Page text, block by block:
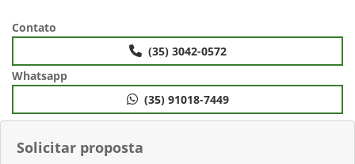
Solicitar proposta
Contato
(35) 3042-0572
Whatsapp
(35) 91018-7449